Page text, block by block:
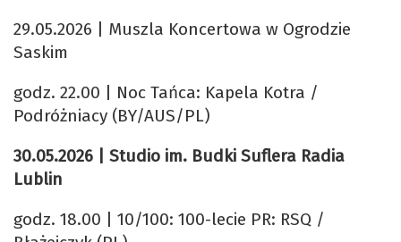
29.05.2026 | Muszla Koncertowa w Ogrodzie
Saskim
godz. 22.00 | Noc Tańca: Kapela Kotra /
Podróżniacy (BY/AUS/PL)
30.05.2026 | Studio im. Budki Suflera Radia
Lublin
godz. 18.00 | 10/100: 100-lecie PR: RSQ /